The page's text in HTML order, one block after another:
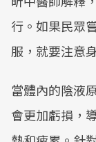
行。如果民眾
服，就要注意
當體內的陰液
會更加虧損，